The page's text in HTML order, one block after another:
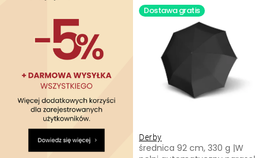
Dostawa gratis
Derby
średnica 92 cm, 330 g |W